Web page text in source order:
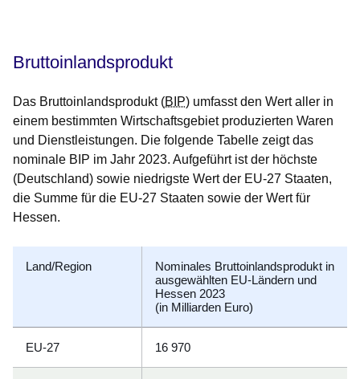
Bruttoinlandsprodukt
Das Bruttoinlandsprodukt (BIP) umfasst den Wert aller in
einem bestimmten Wirtschaftsgebiet produzierten Waren
und Dienstleistungen. Die folgende Tabelle zeigt das
nominale BIP im Jahr 2023. Aufgeführt ist der höchste
(Deutschland) sowie niedrigste Wert der EU-27 Staaten,
die Summe für die EU-27 Staaten sowie der Wert für
Hessen.
Land/Region
Nominales Bruttoinlandsprodukt in
ausgewählten EU-Ländern und
Hessen 2023
(in Milliarden Euro)
EU-27 16 970